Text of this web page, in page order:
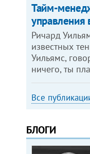
Тайм-
Ричард
известных
Уильямс,
ничего, ты
Все
БЛОГИ